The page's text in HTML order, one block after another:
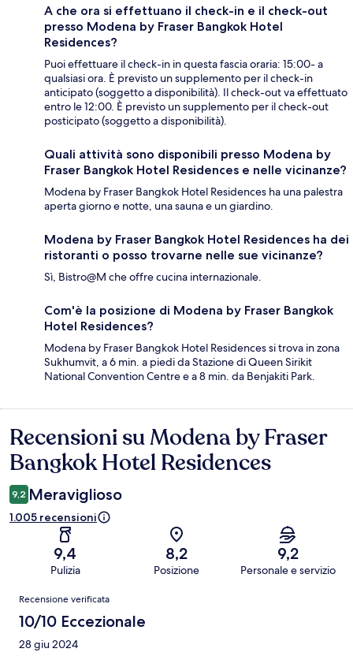
A che ora si effettuano il check-in e il check-out
presso Modena by Fraser Bangkok Hotel
Residences?
Puoi effettuare il check-in in questa fascia oraria: 15:00- a
qualsiasi ora. È previsto un supplemento per il check-in
anticipato (soggetto a disponibilità). Il check-out va effettuato
entro le 12:00. È previsto un supplemento per il check-out
posticipato (soggetto a disponibilità).
Quali attività sono disponibili presso Modena by
Fraser Bangkok Hotel Residences e nelle vicinanze?
Modena by Fraser Bangkok Hotel Residences ha una palestra
aperta giorno e notte, una sauna e un giardino.
Modena by Fraser Bangkok Hotel Residences ha dei
ristoranti o posso trovarne nelle sue vicinanze?
Sì, Bistro@M che offre cucina internazionale.
Com'è la posizione di Modena by Fraser Bangkok
Hotel Residences?
Modena by Fraser Bangkok Hotel Residences si trova in zona
Sukhumvit, a 6 min. a piedi da Stazione di Queen Sirikit
National Convention Centre e a 8 min. da Benjakiti Park.
Recensioni
Recensioni su Modena by Fraser
Bangkok Hotel Residences
9,2 Meraviglioso
1.005 recensioni
9,4
Pulizia
8,2
Posizione
9,2
Personale e servizio
Recensioni
Recensione verificata
10/10 Eccezionale
28 giu 2024